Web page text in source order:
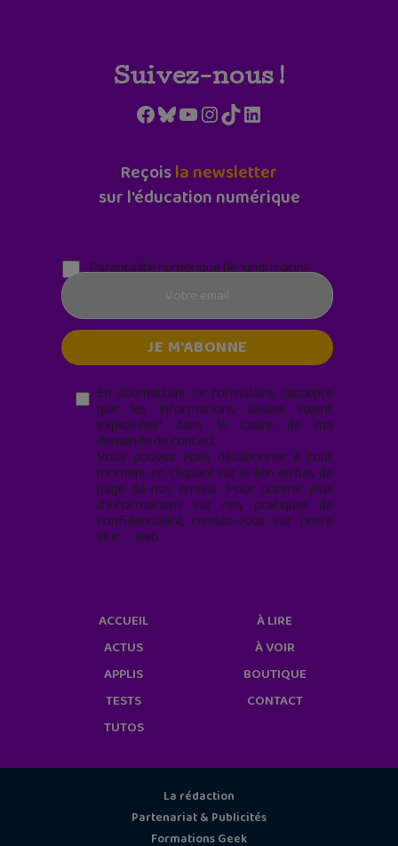
Suivez-nous !
Facebook
Bluesky
YouTube
Instagram
TikTokLinkedIn
Reçoisla newsletter
sur l'éducation numérique
Parentalité numérique (le lundi matin)
En soumettant ce formulaire, j’accepte
que les informations saisies soient
exploitées* dans le cadre de ma
demande de contact.
Vous pouvez vous désabonner à tout
moment en cliquant sur le lien en bas de
page de nos emails. Pour obtenir plus
d'informations sur nos pratiques de
confidentialité, rendez-vous sur notre
site web
ACCUEIL
ACTUS
APPLIS
TESTS
TUTOS
À LIRE
À VOIR
BOUTIQUE
CONTACT
La rédaction
Partenariat & Publicités
Formations Geek